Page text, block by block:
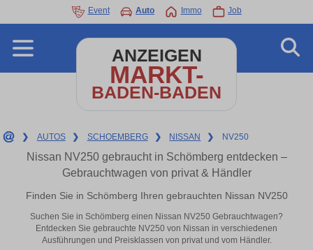
Event Auto Immo Job
ANZEIGEN
MARKT-
BADEN-BADEN
❯ AUTOS ❯ SCHOEMBERG ❯ NISSAN ❯ NV250
Nissan NV250 gebraucht in Schömberg entdecken –
Gebrauchtwagen von privat & Händler
Finden Sie in Schömberg Ihren gebrauchten Nissan NV250
Suchen Sie in Schömberg einen Nissan NV250 Gebrauchtwagen?
Entdecken Sie gebrauchte NV250 von Nissan in verschiedenen
Ausführungen und Preisklassen von privat und vom Händler.